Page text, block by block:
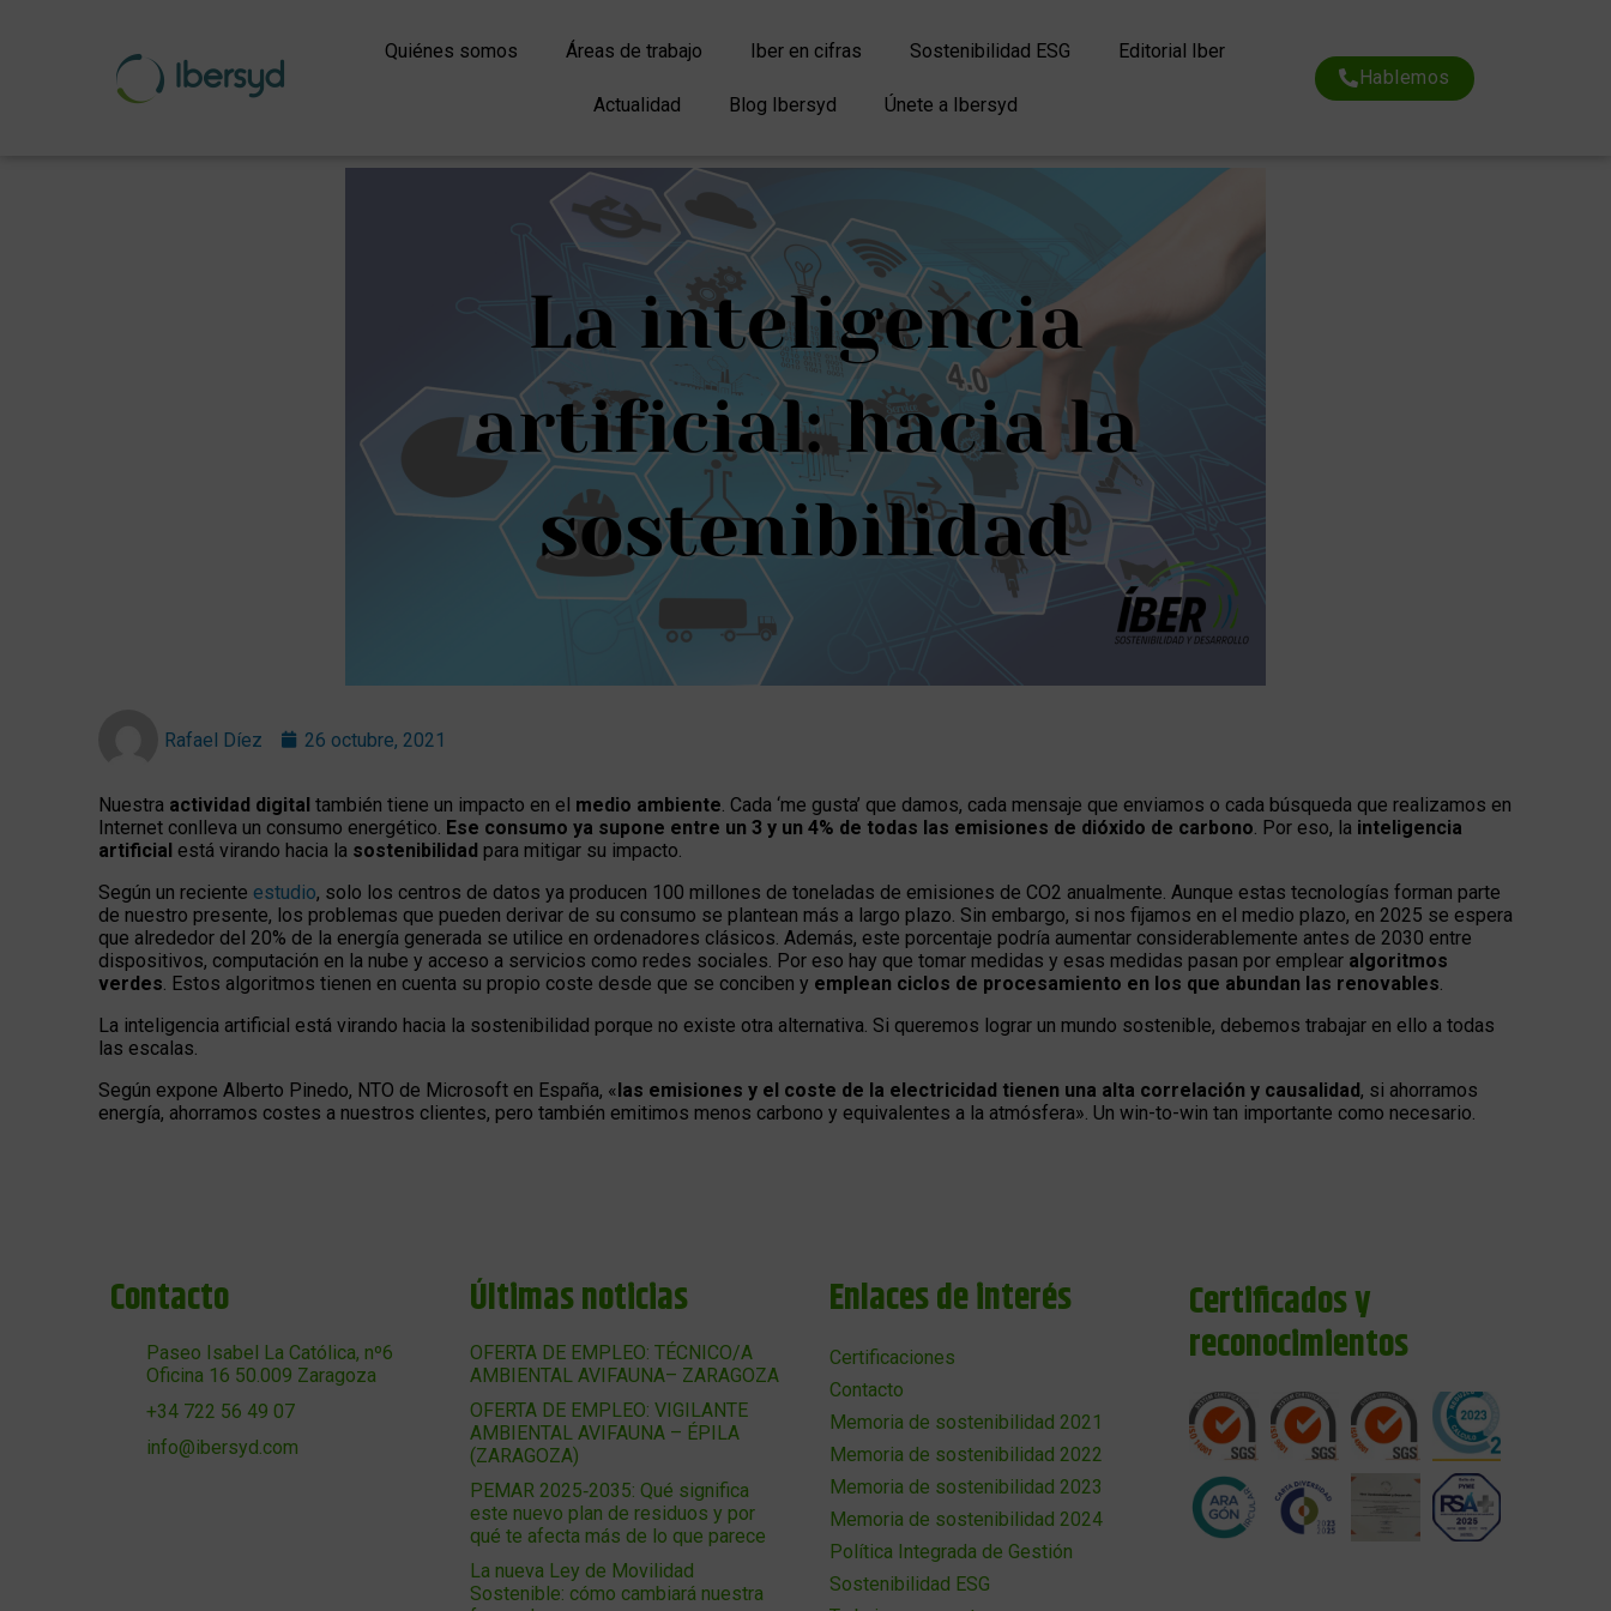
Quiénes somos Áreas de trabajo Iber en cifras Sostenibilidad ESG Editorial Iber
Actualidad Blog Ibersyd Únete a Ibersyd
Hablemos
Rafael Díez 26 octubre, 2021
Nuestra actividad digital también tiene un impacto en el medio ambiente. Cada ‘me gusta’ que damos, cada mensaje que enviamos o cada búsqueda que realizamos en
Internet conlleva un consumo energético. Ese consumo ya supone entre un 3 y un 4% de todas las emisiones de dióxido de carbono. Por eso, la inteligencia
artificial está virando hacia la sostenibilidad para mitigar su impacto.
Según un reciente estudio, solo los centros de datos ya producen 100 millones de toneladas de emisiones de CO2 anualmente. Aunque estas tecnologías forman parte
de nuestro presente, los problemas que pueden derivar de su consumo se plantean más a largo plazo. Sin embargo, si nos fijamos en el medio plazo, en 2025 se espera
que alrededor del 20% de la energía generada se utilice en ordenadores clásicos. Además, este porcentaje podría aumentar considerablemente antes de 2030 entre
dispositivos, computación en la nube y acceso a servicios como redes sociales. Por eso hay que tomar medidas y esas medidas pasan por emplear algoritmos
verdes. Estos algoritmos tienen en cuenta su propio coste desde que se conciben y emplean ciclos de procesamiento en los que abundan las renovables.
La inteligencia artificial está virando hacia la sostenibilidad porque no existe otra alternativa. Si queremos lograr un mundo sostenible, debemos trabajar en ello a todas
las escalas.
Según expone Alberto Pinedo, NTO de Microsoft en España, «las emisiones y el coste de la electricidad tienen una alta correlación y causalidad, si ahorramos
energía, ahorramos costes a nuestros clientes, pero también emitimos menos carbono y equivalentes a la atmósfera». Un win-to-win tan importante como necesario.
Contacto
Paseo Isabel La Católica, nº6
Oficina 16 50.009 Zaragoza
+34 722 56 49 07
info@ibersyd.com
Últimas noticias
OFERTA DE EMPLEO: TÉCNICO/A
AMBIENTAL AVIFAUNA– ZARAGOZA
OFERTA DE EMPLEO: VIGILANTE
AMBIENTAL AVIFAUNA – ÉPILA
(ZARAGOZA)
PEMAR 2025‑2035: Qué significa
este nuevo plan de residuos y por
qué te afecta más de lo que parece
La nueva Ley de Movilidad
Sostenible: cómo cambiará nuestra
Enlaces de interés
Certificaciones
Contacto
Memoria de sostenibilidad 2021
Memoria de sostenibilidad 2022
Memoria de sostenibilidad 2023
Memoria de sostenibilidad 2024
Política Integrada de Gestión
Sostenibilidad ESG
Certificados y
reconocimientos